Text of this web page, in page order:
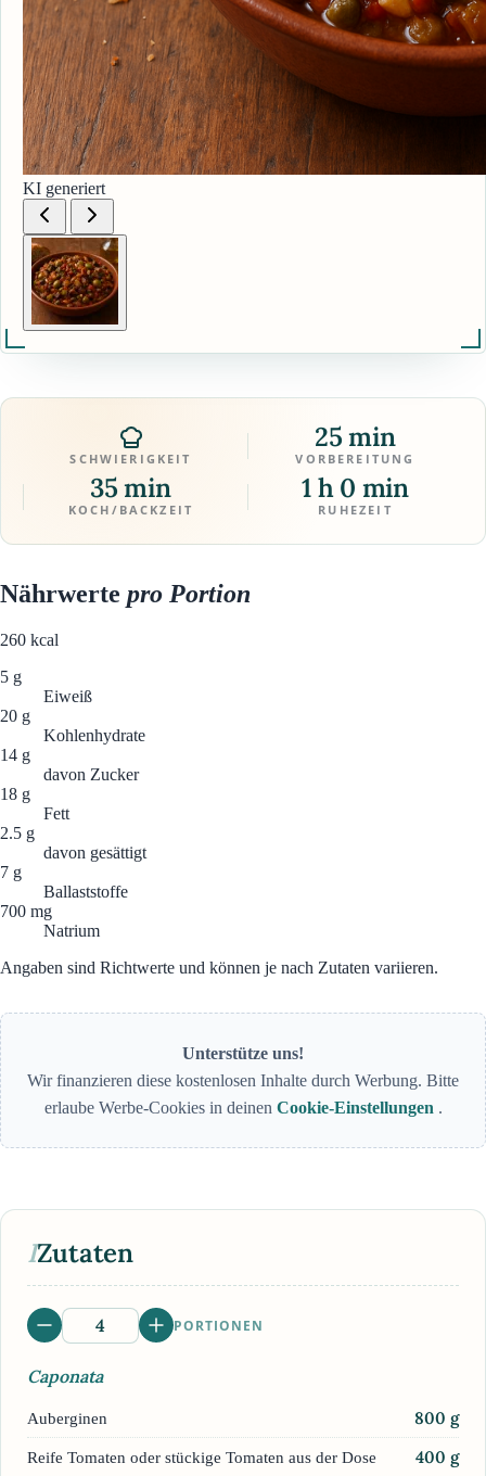
KI generiert
SCHWIERIGKEIT
25 min
VORBEREITUNG
35 min
KOCH/BACKZEIT
1 h 0 min
RUHEZEIT
Nährwerte pro Portion
260 kcal
5 g
Eiweiß
20 g
Kohlenhydrate
14 g
davon Zucker
18 g
Fett
2.5 g
davon gesättigt
7 g
Ballaststoffe
700 mg
Natrium
Angaben sind Richtwerte und können je nach Zutaten variieren.
Unterstütze uns!
Wir finanzieren diese kostenlosen Inhalte durch Werbung. Bitte
erlaube Werbe-Cookies in deinen Cookie-Einstellungen .
IZutaten
PORTIONEN
Caponata
Auberginen 800 g
Reife Tomaten oder stückige Tomaten aus der Dose 400 g